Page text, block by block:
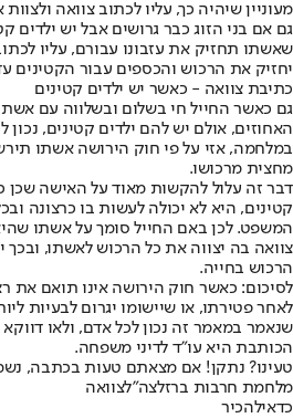
מעוניין שיהיה כך, עליו לכתוב צוואה
גם אם בני הזוג כבר גרושים אבל יש ילדים
שאשתו תחזיק את עזבונו עבורם, עליו
יחזיק את הרכוש והכספים עבור הקטינים
כתיבת צוואה - כאשר יש ילדים קטינים
גם כאשר החייל חי בשלום ובשלווה עם
האחוזים, אולם יש להם ילדים קטינים, נכון
במלחמה, אזי על פי חוק הירושה אשתו
מחצית מרכושו.
דבר זה עלול להקשות מאוד על האישה שכן
קטינים, היא לא יכולה לעשות בו כרצונה
המשפט. לכן באם החייל סומך על אשתו
צוואה בה יצווה את כל הרכוש לאשתו,
הרכוש בחייה.
לסיכום: כאשר חוק הירושה אינו תואם את
לאחר פטירתו, או שיישומו יגרום לבעיות
שנאמר במאמר זה נכון לכל אדם, ולאו
הכותבת היא עו"ד לדיני משפחה.
טעינו? נתקן! אם מצאתם טעות בכתבה,
מלחמת חרבות ברזלצה"לצוואה
כדאילהכיר